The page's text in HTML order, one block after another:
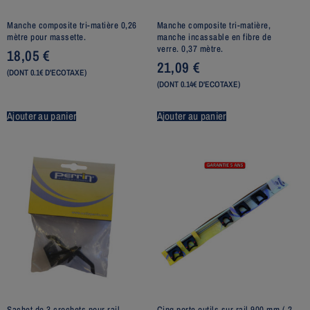
Manche composite tri-matière 0,26
mètre pour massette.
18,05€
(DONT 0.1€ D'ECOTAXE)
Ajouter au panier
Manche composite tri-matière,
manche incassable en fibre de
verre. 0,37 mètre.
21,09 €
(DONT 0.14€ D'ECOTAXE)
Ajouter au panier